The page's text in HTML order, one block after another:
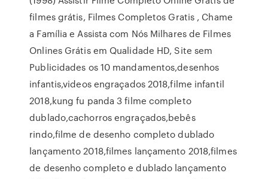
filmes grátis, Filmes Completos Gratis , Chame
a Família e Assista com Nós Milhares de Filmes
Onlines Grátis em Qualidade HD, Site sem
Publicidades os 10 mandamentos,desenhos
infantis,videos engraçados 2018,filme infantil
2018,kung fu panda 3 filme completo
dublado,cachorros engraçados,bebês
rindo,filme de desenho completo dublado
lançamento 2018,filmes lançamento 2018,filmes
de desenho completo e dublado lançamento